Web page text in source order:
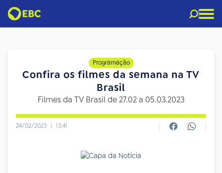
Programação
Confira os filmes da semana na TV
Brasil
Filmes da TV Brasil de 27.02 a 05.03.2023
24/02/2023 | 13:41